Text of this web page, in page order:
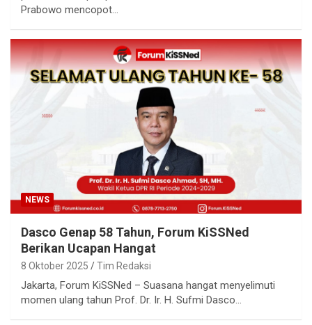
Prabowo mencopot…
NEWS
Dasco Genap 58 Tahun, Forum KiSSNed
Berikan Ucapan Hangat
8 Oktober 2025 Tim Redaksi
Jakarta, Forum KiSSNed – Suasana hangat menyelimuti
momen ulang tahun Prof. Dr. Ir. H. Sufmi Dasco…